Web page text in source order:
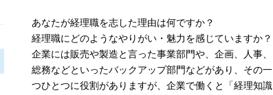
あなたが経理職を志した理由は何ですか？
経理職にどのようなやりがい・魅力を感じていますか？
企業には販売や製造と言った事業部門や、企画、人事、
総務などといったバックアップ部門などがあり、その一
つひとつに役割がありますが、企業で働くと「経理知識